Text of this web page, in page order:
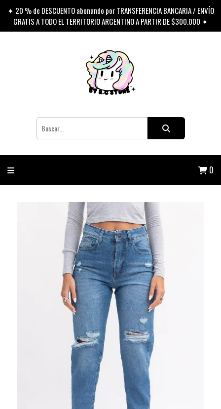
✦ 20 % de DESCUENTO abonando por TRANSFERENCIA BANCARIA / ENVÍO
GRATIS A TODO EL TERRITORIO ARGENTINO A PARTIR DE $300.000 ✦
0